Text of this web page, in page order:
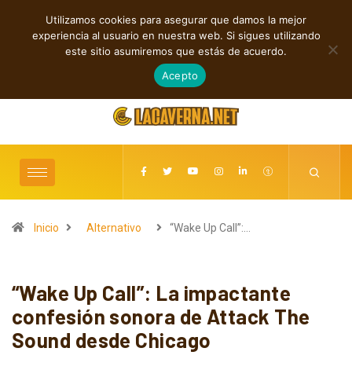
TENDENCIAS
M3TIN presenta “Nuestra Historia Acabó” en español
agosto 6, 2026
Inicio Alternativo “Wake Up Call”:…
“Wake Up Call”: La impactante
confesión sonora de Attack The
Sound desde Chicago
Utilizamos cookies para asegurar que damos la mejor
experiencia al usuario en nuestra web. Si sigues utilizando
este sitio asumiremos que estás de acuerdo.
Acepto